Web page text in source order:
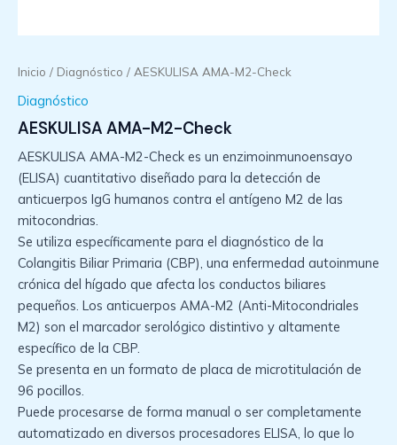
Inicio / Diagnóstico / AESKULISA AMA-M2-Check
Diagnóstico
AESKULISA AMA-M2-Check
AESKULISA AMA-M2-Check es un enzimoinmunoensayo
(ELISA) cuantitativo diseñado para la detección de
anticuerpos IgG humanos contra el antígeno M2 de las
mitocondrias.
Se utiliza específicamente para el diagnóstico de la
Colangitis Biliar Primaria (CBP), una enfermedad autoinmune
crónica del hígado que afecta los conductos biliares
pequeños. Los anticuerpos AMA-M2 (Anti-Mitocondriales
M2) son el marcador serológico distintivo y altamente
específico de la CBP.
Se presenta en un formato de placa de microtitulación de
96 pocillos.
Puede procesarse de forma manual o ser completamente
automatizado en diversos procesadores ELISA, lo que lo